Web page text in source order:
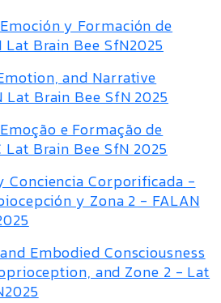
y Formación de
Brain Bee SfN2025
and Narrative
Brain Bee SfN 2025
e Formação de
Brain Bee SfN 2025
Conciencia Corporificada -
y Zona 2 - FALAN
Embodied Consciousness
and Zone 2 - Lat